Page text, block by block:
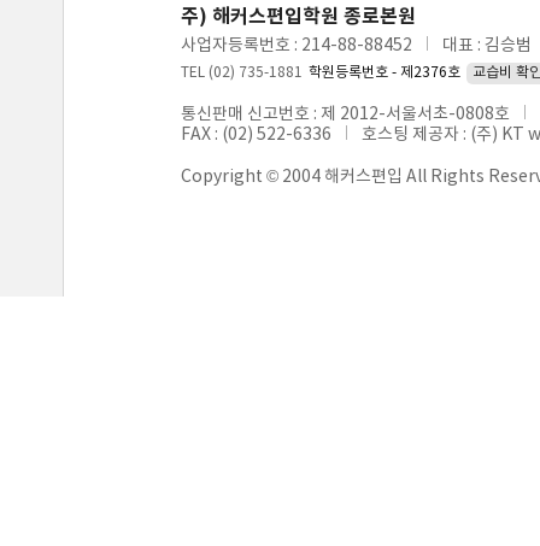
주) 해커스편입학원 종로본원
사업자등록번호 : 214-88-88452 대표 : 김승범
TEL (02) 735-1881 학원등록번호 - 제2376호 교습비 확
통신판매 신고번호 : 제 2012-서울서초-0808호
FAX : (02) 522-6336
호스팅 제공자 : (주)
Copyright © 2004 해커스편입 All Rights